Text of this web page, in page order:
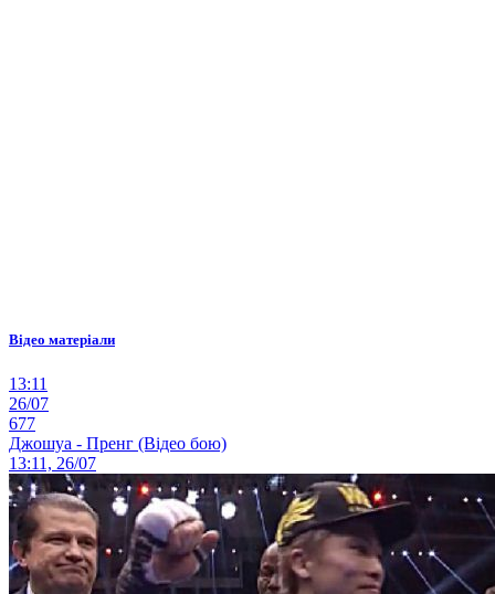
Відео матеріали
13:11
26/07
677
Джошуа - Пренг (Відео бою)
13:11, 26/07